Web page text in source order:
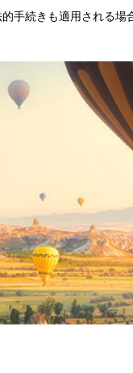
手続きも適用される場